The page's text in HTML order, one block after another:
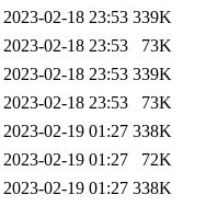
2023-02-18 23:53 339K
2023-02-18 23:53
73K
2023-02-18 23:53 339K
2023-02-18 23:53
73K
2023-02-19 01:27 338K
2023-02-19 01:27
72K
2023-02-19 01:27 338K